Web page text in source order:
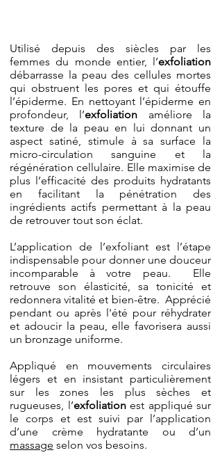
Utilisé depuis des siècles par les
femmes du monde entier, l’exfoliation
débarrasse la peau des cellules mortes
qui obstruent les pores et qui étouffe
l’épiderme. En nettoyant l’épiderme en
profondeur, l’exfoliation améliore la
texture de la peau en lui donnant un
aspect satiné, stimule à sa surface la
micro-circulation sanguine et la
régénération cellulaire. Elle maximise de
plus l’efficacité des produits hydratants
en facilitant la pénétration des
ingrédients actifs permettant à la peau
de retrouver tout son éclat.
L’application de l’exfoliant est l’étape
indispensable pour donner une douceur
incomparable à votre peau. Elle
retrouve son élasticité, sa tonicité et
redonnera vitalité et bien-être. Apprécié
pendant ou après l'été pour réhydrater
et adoucir la peau, elle favorisera aussi
un bronzage uniforme.
Appliqué en mouvements circulaires
légers et en insistant particulièrement
sur les zones les plus sèches et
rugueuses, l’exfoliationest appliqué sur
le corps et est suivi par l’application
d’une crème hydratante ou d’un
massage selon vos besoins.